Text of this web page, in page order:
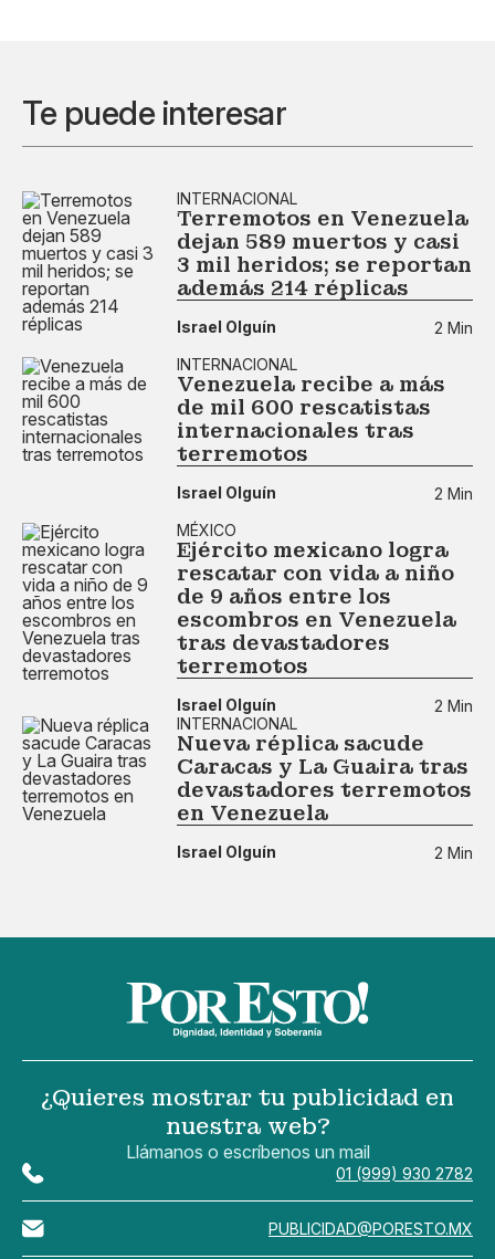
Te puede interesar
INTERNACIONAL
Terremotos en Venezuela
dejan 589 muertos y casi
3 mil heridos; se reportan
además 214 réplicas
Israel Olguín
2 Min
INTERNACIONAL
Venezuela recibe a más
de mil 600 rescatistas
internacionales tras
terremotos
Israel Olguín
2 Min
MÉXICO
Ejército mexicano logra
rescatar con vida a niño
de 9 años entre los
escombros en Venezuela
tras devastadores
terremotos
Israel Olguín
2 Min
INTERNACIONAL
Nueva réplica sacude
Caracas y La Guaira tras
devastadores terremotos
en Venezuela
Israel Olguín 2 Min
¿Quieres mostrar tu publicidad en
nuestra web?
Llámanos o escríbenos un mail
01 (999) 930 2782
PUBLICIDAD@PORESTO.MX